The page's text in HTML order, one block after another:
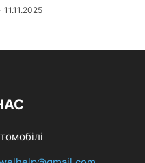
11.11.2025